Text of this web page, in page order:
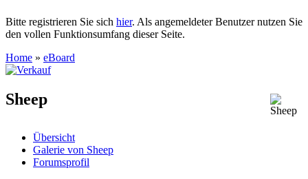
Bitte registrieren Sie sich hier. Als angemeldeter Benutzer nutzen Sie
den vollen Funktionsumfang dieser Seite.
Home » eBoard
Sheep
Übersicht
Galerie von Sheep
Forumsprofil